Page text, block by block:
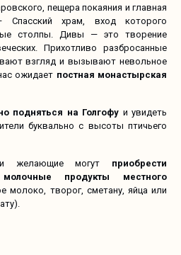
пещера покаяния и главная
Спасский храм, вход которого
столпы. Дивы — это творение
Прихотливо разбросанные
взгляд и вызывают невольное
ожидает постная монастырская
подняться на Голгофу и увидеть
буквально с высоты птичьего
желающие могут приобрести
продукты местного
молоко, творог, сметану, яйца или